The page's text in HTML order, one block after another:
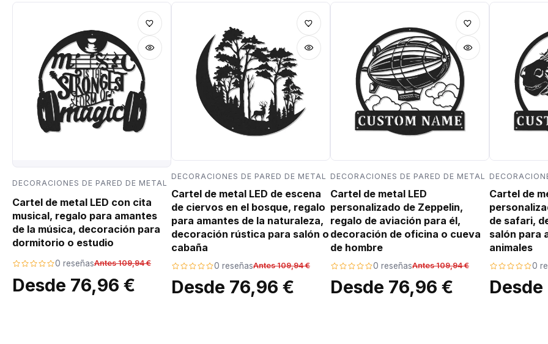
DECORACIONES DE PARED DE METAL
Cartel de metal LED con cita
musical, regalo para amantes
de la música, decoración para
dormitorio o estudio
0 reseñasAntes 109,94 €
Desde 76,96 €
DECORACIONES DE PARED DE METAL
Cartel de metal LED de escena
de ciervos en el bosque, regalo
para amantes de la naturaleza,
decoración rústica para salón o
cabaña
0 reseñasAntes 109,94 €
Desde 76,96 €
DECORACIONES DE PARED DE METAL
Cartel de metal LED
personalizado de Zeppelin,
regalo de aviación para él,
decoración de oficina o cueva
de hombre
0 reseñasAntes 109,94 €
Desde 76,96 €
Cartel de
de safari,
salón para
animales
0